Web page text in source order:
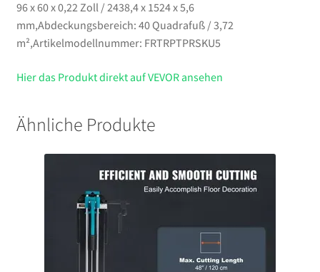
96 x 60 x 0,22 Zoll / 2438,4 x 1524 x 5,6
mm,Abdeckungsbereich: 40 Quadrafuß / 3,72
m²,Artikelmodellnummer: FRTRPTPRSKU5
Hier das Produkt direkt auf VEVOR ansehen
Ähnliche Produkte